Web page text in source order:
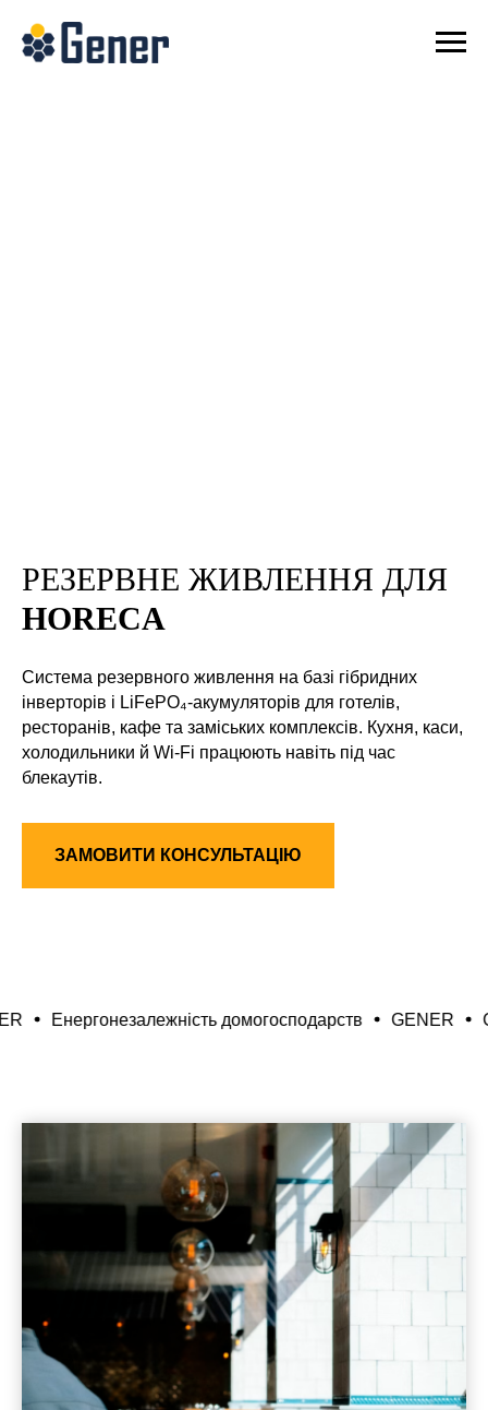
РЕЗЕРВНЕ ЖИВЛЕННЯ ДЛЯ
HORECA
Система резервного живлення на базі гібридних
інверторів і LiFePO₄‑акумуляторів для готелів,
ресторанів, кафе та заміських комплексів. Кухня, каси,
холодильники й Wi‑Fi працюють навіть під час
блекаутів.
ЗАМОВИТИ КОНСУЛЬТАЦІЮ
GENER Енергонезалежність домогосподарств